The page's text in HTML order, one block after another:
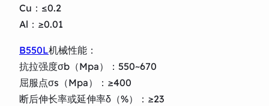
Cu：≤0.2
Al：≥0.01
B550L机械性能：
抗拉强度σb（Mpa）：550~670
屈服点σs（Mpa）：≥400
断后伸长率或延伸率δ（%）：≥23